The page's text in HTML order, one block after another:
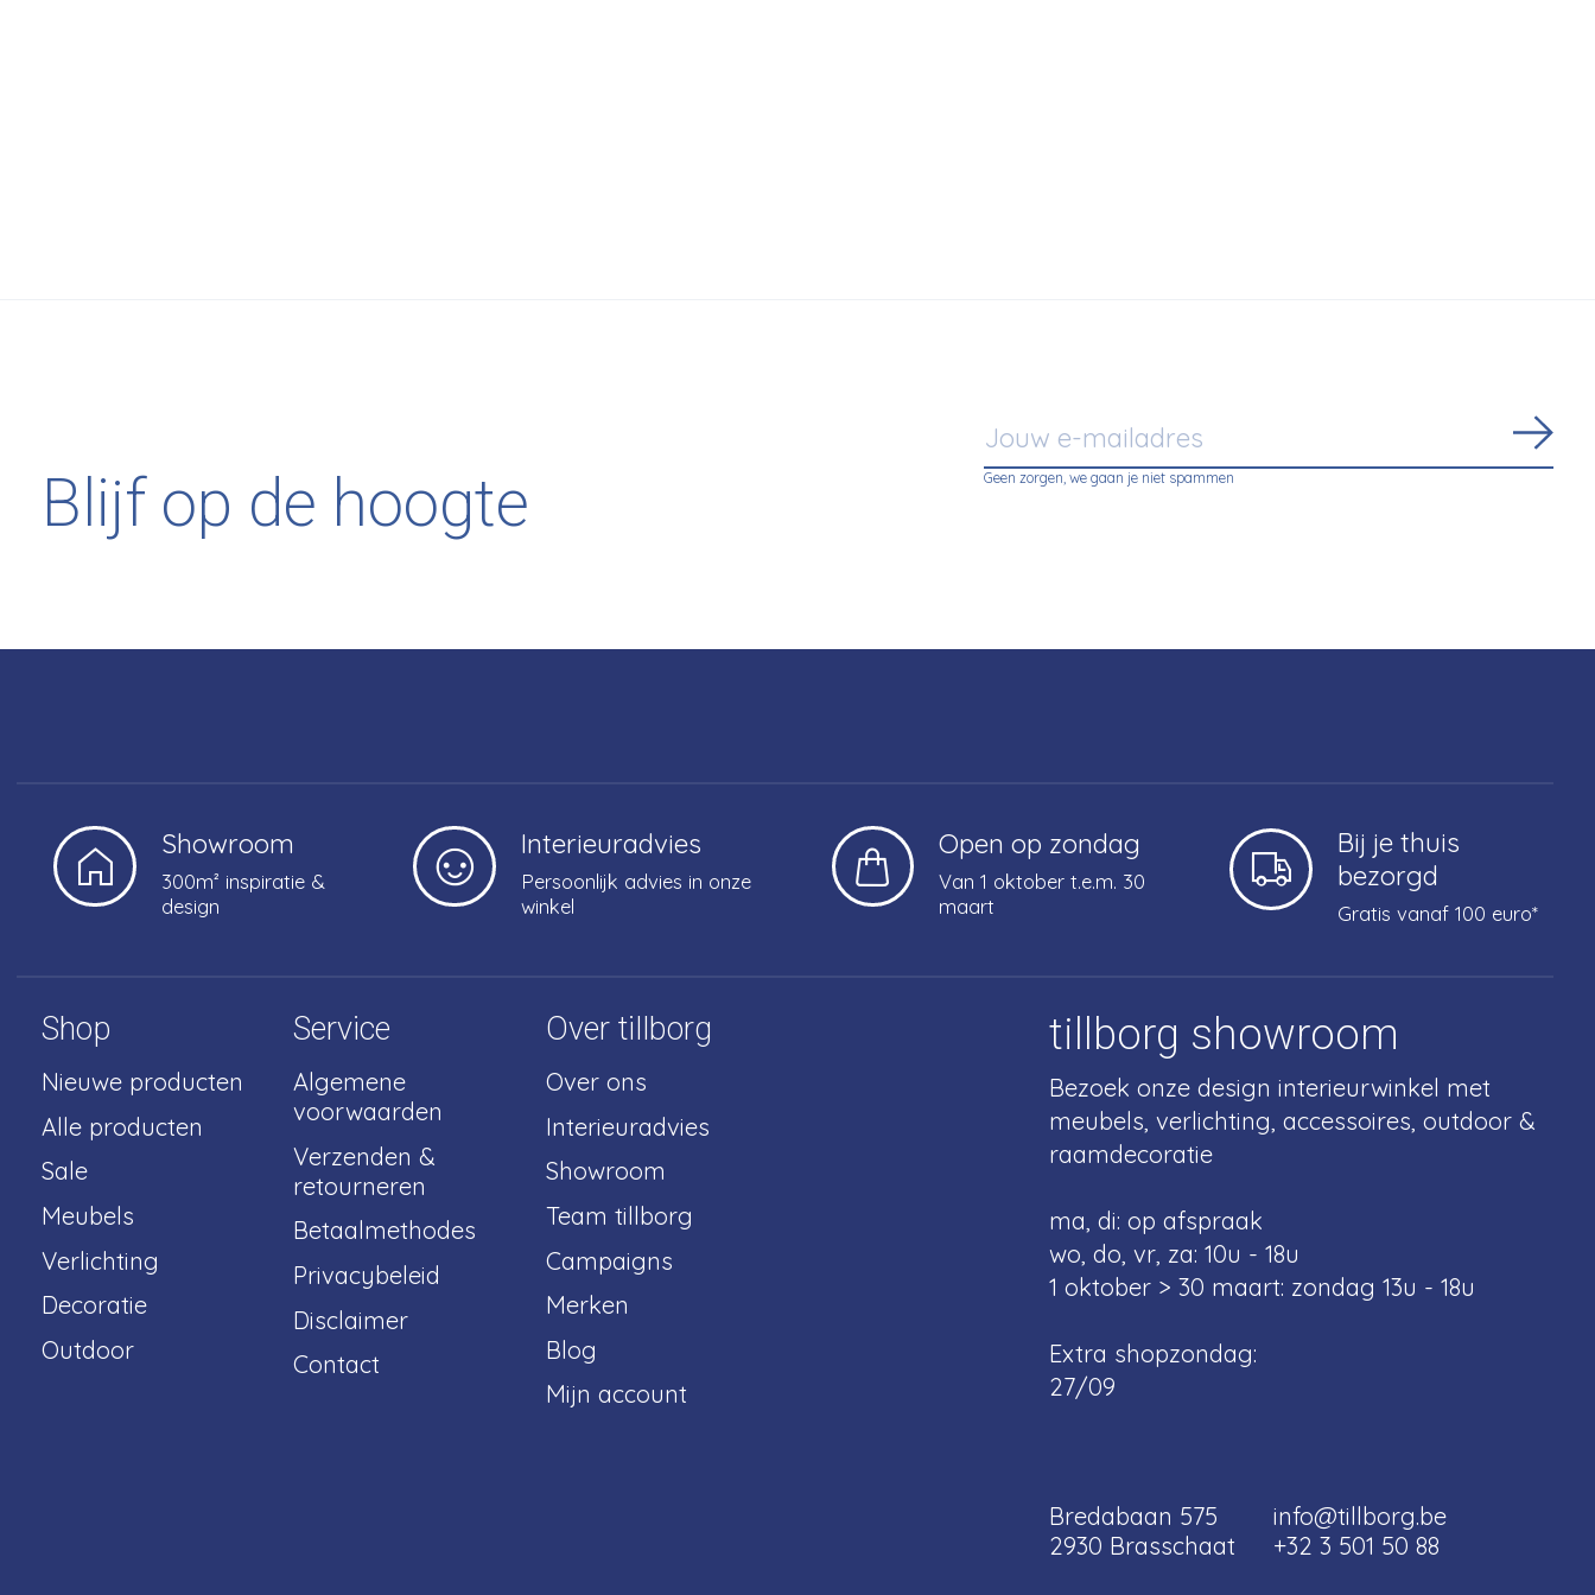
Blijf op de hoogte Geen zorgen, we gaan je niet spammen
Showroom
300m² inspiratie &
design
Interieuradvies
Persoonlijk advies in onze
winkel
Open op zondag
Van 1 oktober t.e.m. 30
maart
Bij je thuis
bezorgd
Gratis vanaf 100 euro*
Shop
Nieuwe producten
Alle producten
Sale
Meubels
Verlichting
Decoratie
Outdoor
Service
Algemene
voorwaarden
Verzenden &
retourneren
Betaalmethodes
Privacybeleid
Disclaimer
Contact
Over tillborg
Over ons
Interieuradvies
Showroom
Team tillborg
Campaigns
Merken
Blog
Mijn account
tillborg showroom
Bezoek onze design interieurwinkel met
meubels, verlichting, accessoires, outdoor &
raamdecoratie
ma, di: op afspraak
wo, do, vr, za: 10u - 18u
1 oktober > 30 maart: zondag 13u - 18u
Extra shopzondag:
27/09
Bredabaan 575
2930 Brasschaat
info@tillborg.be
+32 3 501 50 88